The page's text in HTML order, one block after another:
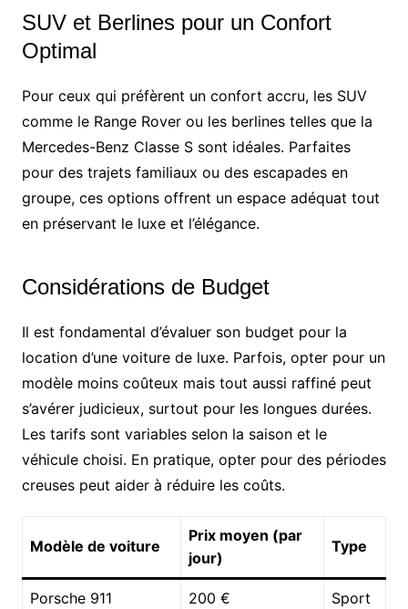
SUV et Berlines pour un Confort
Optimal
Pour ceux qui préfèrent un confort accru, les SUV
comme le Range Rover ou les berlines telles que la
Mercedes-Benz Classe S sont idéales. Parfaites
pour des trajets familiaux ou des escapades en
groupe, ces options offrent un espace adéquat tout
en préservant le luxe et l’élégance.
Considérations de Budget
Il est fondamental d’évaluer son budget pour la
location d’une voiture de luxe. Parfois, opter pour un
modèle moins coûteux mais tout aussi raffiné peut
s’avérer judicieux, surtout pour les longues durées.
Les tarifs sont variables selon la saison et le
véhicule choisi. En pratique, opter pour des périodes
creuses peut aider à réduire les coûts.
Modèle de voiture
Prix moyen (par
jour)
Type
Porsche 911 200 € Sport